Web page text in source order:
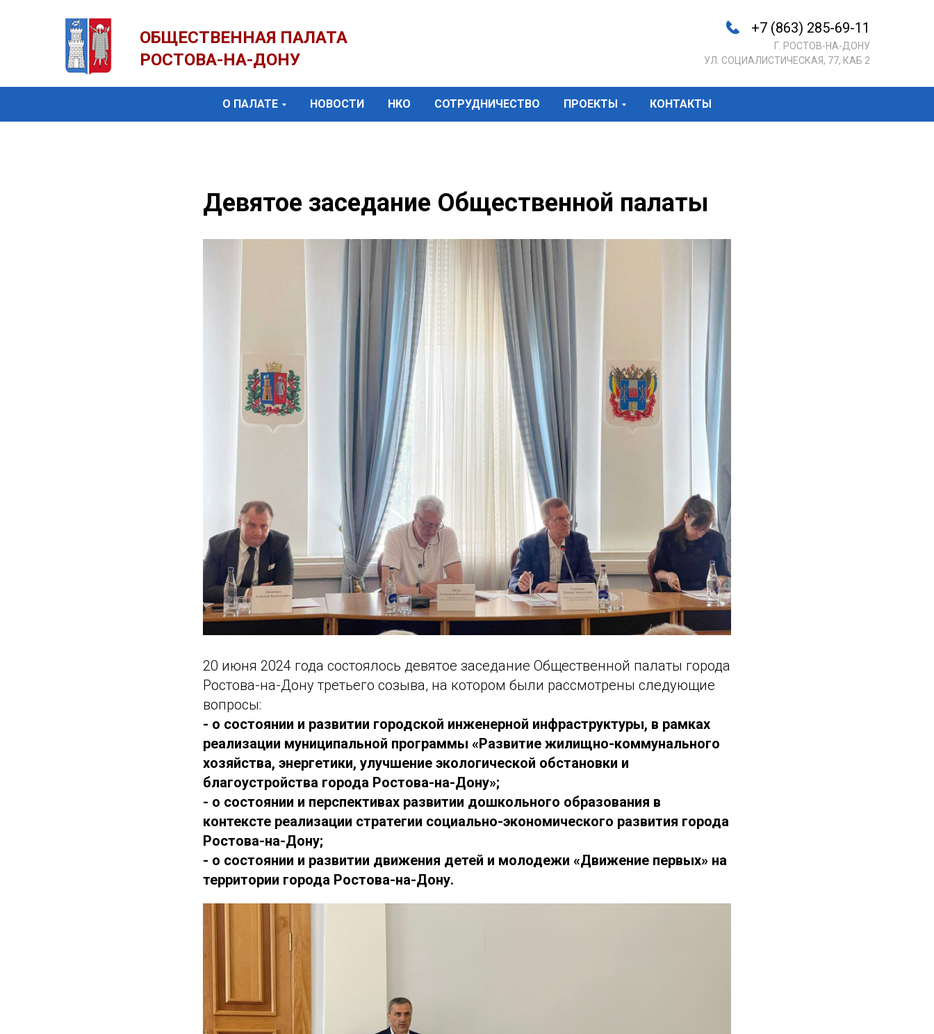
ОБЩЕСТВЕННАЯ ПАЛАТА
РОСТОВА-НА-ДОНУ
+7 (863) 285-69-11
Г. РОСТОВ-НА-ДОНУ
УЛ. СОЦИАЛИСТИЧЕСКАЯ, 77, КАБ 2
О ПАЛАТЕ НОВОСТИ НКО СОТРУДНИЧЕСТВО ПРОЕКТЫ КОНТАКТЫ
Девятое заседание Общественной палаты
20 июня 2024 года состоялось девятое заседание Общественной палаты города
Ростова-на-Дону третьего созыва, на котором были рассмотрены следующие
вопросы:
- о состоянии и развитии городской инженерной инфраструктуры, в рамках
реализации муниципальной программы «Развитие жилищно-коммунального
хозяйства, энергетики, улучшение экологической обстановки и
благоустройства города Ростова-на-Дону»;
- о состоянии и перспективах развитии дошкольного образования в
контексте реализации стратегии социально-экономического развития города
Ростова-на-Дону;
- о состоянии и развитии движения детей и молодежи «Движение первых» на
территории города Ростова-на-Дону.